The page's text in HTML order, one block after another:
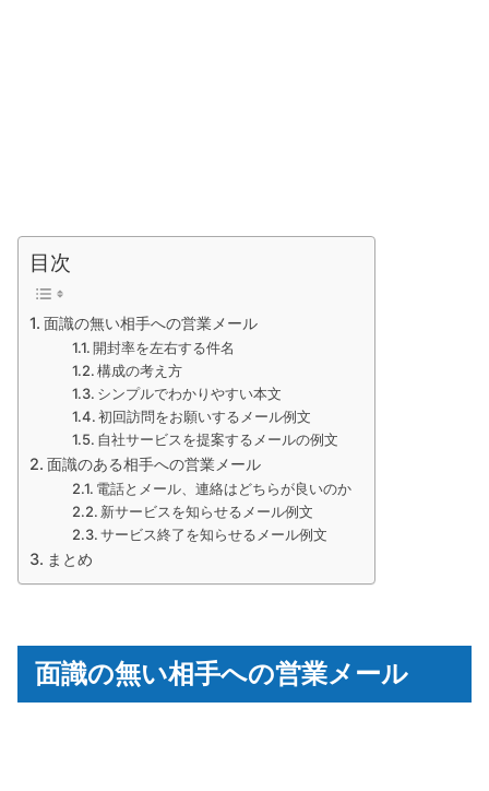
目次
面識の無い相手への営業メール
開封率を左右する件名
構成の考え方
シンプルでわかりやすい本文
初回訪問をお願いするメール例文
自社サービスを提案するメールの例文
面識のある相手への営業メール
電話とメール、連絡はどちらが良いのか
新サービスを知らせるメール例文
サービス終了を知らせるメール例文
まとめ
面識の無い相手への営業メール